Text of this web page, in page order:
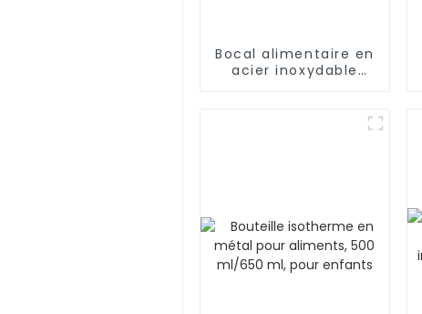
Bocal alimentaire en
acier inoxydable